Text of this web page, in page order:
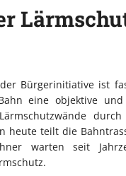
Bürgerinitiative ist
eine objektive und
heute teilt die
warten seit